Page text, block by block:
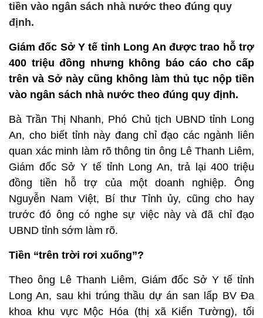
tiền vào ngân sách nhà nước theo đúng quy
định.
Giám đốc Sở Y tế tỉnh Long An được trao hỗ trợ
400 triệu đồng nhưng không báo cáo cho cấp
trên và Sở này cũng không làm thủ tục nộp tiền
vào ngân sách nhà nước theo đúng quy định.
Bà Trần Thị Nhanh, Phó Chủ tịch UBND tỉnh Long
An, cho biết tỉnh này đang chỉ đạo các ngành liên
quan xác minh làm rõ thông tin ông Lê Thanh Liêm,
Giám đốc Sở Y tế tỉnh Long An, trả lại 400 triệu
đồng tiền hỗ trợ của một doanh nghiệp. Ông
Nguyễn Nam Việt, Bí thư Tỉnh ủy, cũng cho hay
trước đó ông có nghe sự việc này và đã chỉ đạo
UBND tỉnh sớm làm rõ.
Tiền “trên trời rơi xuống”?
Theo ông Lê Thanh Liêm, Giám đốc Sở Y tế tỉnh
Long An, sau khi trúng thầu dự án san lấp BV Đa
khoa khu vực Mộc Hóa (thị xã Kiến Tường), tối